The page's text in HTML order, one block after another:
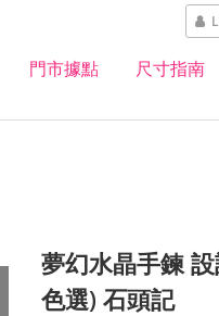
門市據點 尺寸指南
夢幻水晶手鍊
色選) 石頭記